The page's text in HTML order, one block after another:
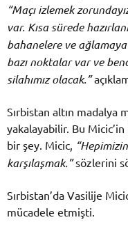
“Maçı izlemek
var. Kısa sürede
bahanelere ve
bazı noktalar var ve
silahımız olacak.”
Sırbistan altın madalya
yakalayabilir. Bu
bir şey. Micic,
karşılaşmak.”sözlerini
Sırbistan’da Vasilije
mücadele etmişti.